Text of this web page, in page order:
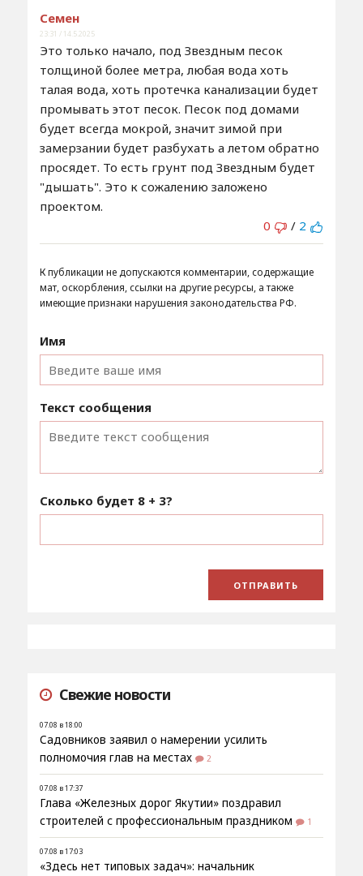
Семен
23:31 / 14.5.2025
Это только начало, под Звездным песок
толщиной более метра, любая вода хоть
талая вода, хоть протечка канализации будет
промывать этот песок. Песок под домами
будет всегда мокрой, значит зимой при
замерзании будет разбухать а летом обратно
просядет. То есть грунт под Звездным будет
"дышать". Это к сожалению заложено
проектом.
0
/ 2
К публикации не допускаются комментарии, содержащие
мат, оскорбления, ссылки на другие ресурсы, а также
имеющие признаки нарушения законодательства РФ.
Имя
Текст сообщения
Сколько будет 8 + 3?
Свежие новости
07.08 в 18:00
Садовников заявил о намерении усилить
полномочия глав на местах
2
07.08 в 17:37
Глава «Железных дорог Якутии» поздравил
строителей с профессиональным праздником
1
07.08 в 17:03
«Здесь нет типовых задач»: начальник